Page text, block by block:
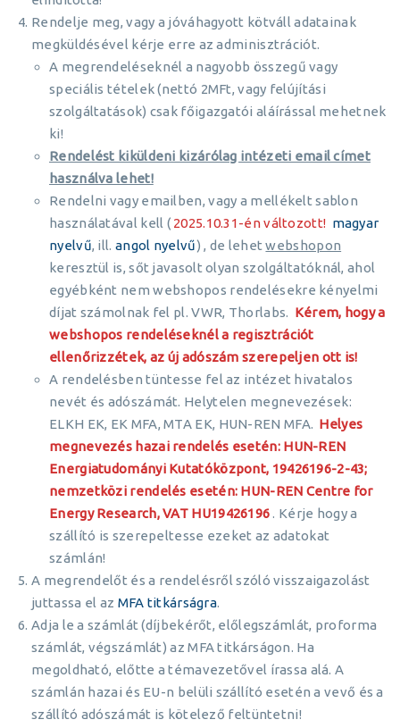
Rendelje meg, vagy a jóváhagyott kötváll adatainak
megküldésével kérje erre az adminisztrációt.
A megrendeléseknél a nagyobb összegű vagy
speciális tételek (nettó 2MFt, vagy felújítási
szolgáltatások) csak főigazgatói aláírással mehetnek
ki!
Rendelést kiküldeni kizárólag intézeti email címet
használva lehet!
Rendelni vagy emailben, vagy a mellékelt sablon
használatával kell ( 2025.10.31-én változott! magyar
nyelvű, ill. angol nyelvű) , de lehetwebshopon
keresztül is, sőt javasolt olyan szolgáltatóknál, ahol
egyébként nem webshopos rendelésekre kényelmi
díjat számolnak fel pl. VWR, Thorlabs. Kérem, hogy a
webshopos rendeléseknél a regisztrációt
ellenőrizzétek, az új adószám szerepeljen ott is!
A rendelésben tüntesse fel az intézet hivatalos
nevét és adószámát. Helytelen megnevezések:
ELKH EK, EK MFA, MTA EK, HUN-REN MFA. Helyes
megnevezés hazai rendelés esetén: HUN-REN
Energiatudományi Kutatóközpont, 19426196-2-43;
nemzetközi rendelés esetén: HUN-REN Centre for
Energy Research, VAT HU19426196. Kérje hogy a
szállító is szerepeltesse ezeket az adatokat
számlán!
A megrendelőt és a rendelésről szóló visszaigazolást
juttassa el az MFA titkárságra.
Adja le a számlát (díjbekérőt, előlegszámlát, proforma
számlát, végszámlát) az MFA titkárságon. Ha
megoldható, előtte a témavezetővel írassa alá. A
számlán hazai és EU-n belüli szállító esetén a vevő és a
szállító adószámát is kötelező feltüntetni!